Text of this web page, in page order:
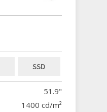
SSD
51.9"
1400 cd/m²